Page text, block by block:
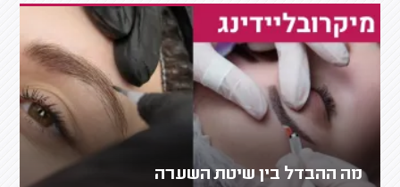
מה ההבדל בין שיטת השערה